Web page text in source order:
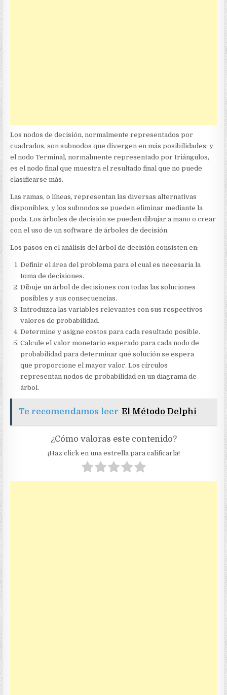
Los nodos de decisión, normalmente representados por
cuadrados, son subnodos que divergen en más posibilidades; y
el nodo Terminal, normalmente representado por triángulos,
es el nodo final que muestra el resultado final que no puede
clasificarse más.
Las ramas, o líneas, representan las diversas alternativas
disponibles, y los subnodos se pueden eliminar mediante la
poda. Los árboles de decisión se pueden dibujar a mano o crear
con el uso de un software de árboles de decisión.
Los pasos en el análisis del árbol de decisión consisten en:
Definir el área del problema para el cual es necesaria la
toma de decisiones.
Dibuje un árbol de decisiones con todas las soluciones
posibles y sus consecuencias.
Introduzca las variables relevantes con sus respectivos
valores de probabilidad.
Determine y asigne costos para cada resultado posible.
Calcule el valor monetario esperado para cada nodo de
probabilidad para determinar qué solución se espera
que proporcione el mayor valor. Los círculos
representan nodos de probabilidad en un diagrama de
árbol.
Te recomendamos leer El Método Delphi
¿Cómo valoras este contenido?
¡Haz click en una estrella para calificarla!